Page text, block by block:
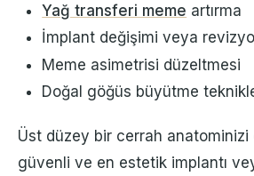
Yağ transferi meme artırma
İmplant değişimi veya
Meme asimetrisi düzeltmesi
Doğal göğüs büyütme
Üst düzey bir cerrah anatominizi
güvenli ve en estetik implantı